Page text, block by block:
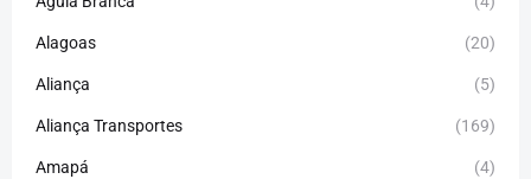
Alagoas (20)
Aliança (5)
Aliança Transportes (169)
Amapá (4)